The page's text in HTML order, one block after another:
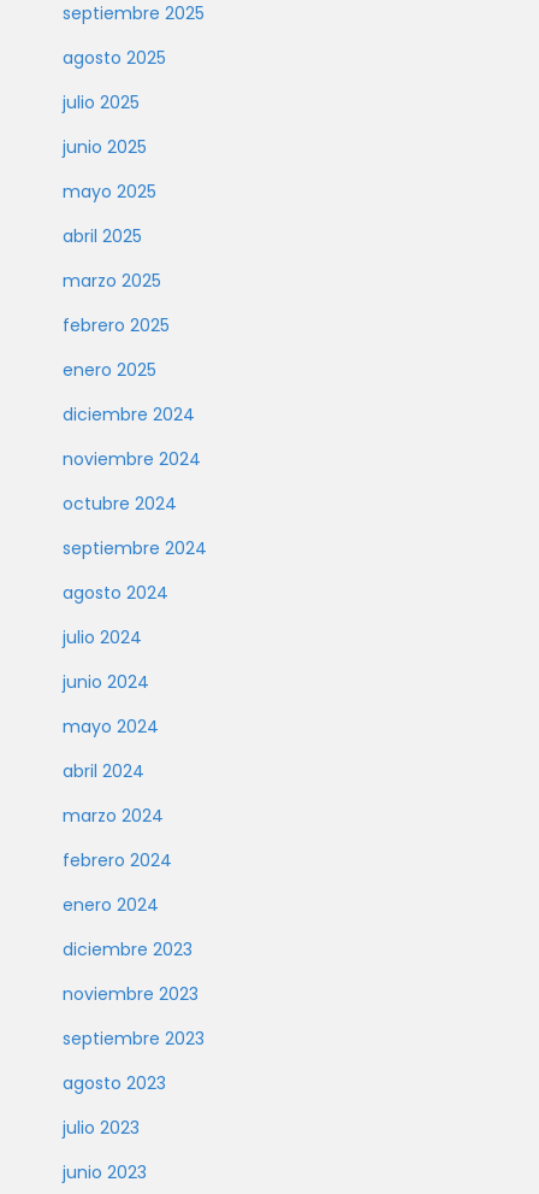
septiembre 2025
agosto 2025
julio 2025
junio 2025
mayo 2025
abril 2025
marzo 2025
febrero 2025
enero 2025
diciembre 2024
noviembre 2024
octubre 2024
septiembre 2024
agosto 2024
julio 2024
junio 2024
mayo 2024
abril 2024
marzo 2024
febrero 2024
enero 2024
diciembre 2023
noviembre 2023
septiembre 2023
agosto 2023
julio 2023
junio 2023